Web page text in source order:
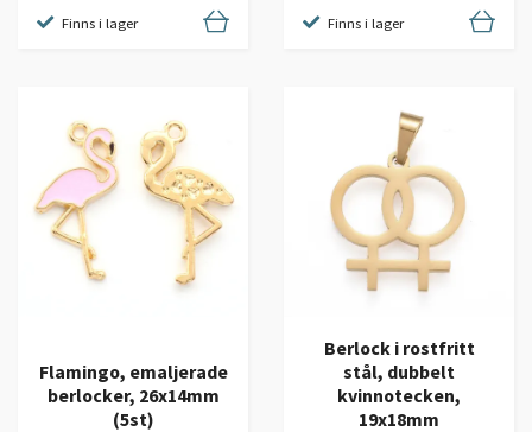
Finns i lager Finns i lager
Flamingo, emaljerade
berlocker, 26x14mm
(5st)
Berlock i rostfritt
stål, dubbelt
kvinnotecken,
19x18mm